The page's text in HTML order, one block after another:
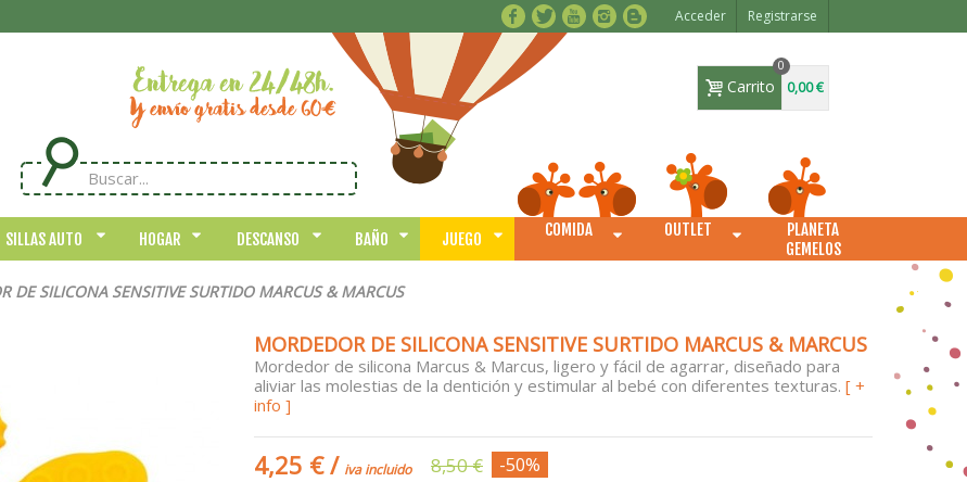
Acceder Registrarse
Carrito
0
0,00 €
SILLAS AUTO HOGAR DESCANSO BAÑO JUEGO COMIDA OUTLET
PLANETA
GEMELOS
DE SILICONA SENSITIVE SURTIDO MARCUS & MARCUS
MORDEDOR DE SILICONA SENSITIVE SURTIDO MARCUS & MARCUS
Mordedor de silicona Marcus & Marcus, ligero y fácil de agarrar, diseñado para
aliviar las molestias de la dentición y estimular al bebé con diferentes texturas. [ +
info ]
4,25 €/ iva incluido 8,50 € -50%